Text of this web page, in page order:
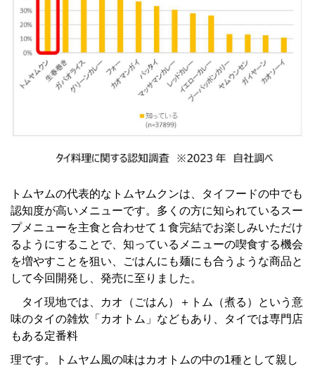
トムヤムの代表的なトムヤムクンは、タイフードの中でも
認知度が高いメニューです。多くの方に知られているスー
プメニューを主食と合わせて１食完結でお楽しみいただけ
るようにすることで、知っているメニューの喫食する機会
を増やすことを狙い、ごはんにも麺にも合うような商品と
して今回開発し、発売に至りました。
タイ現地では、カオ（ごはん）＋トム（煮る）という意
味のタイの雑炊「カオトム」などもあり、タイでは専門店
もある定番料
理です。トムヤム風の味はカオトムの中の1種として親し